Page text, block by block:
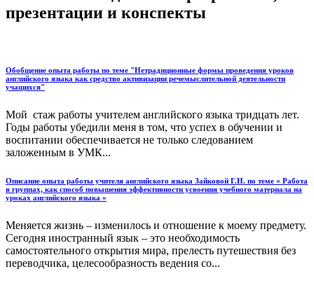
презентации и конспекты
Обобщение опыта работы по теме "Нетрадиционные формы проведения уроков
английского языка как средство активизации речемыслительной деятельности
учащихся"
Мой стаж работы учителем английского языка тридцать лет.
Годы работы убедили меня в том, что успех в обучении и
воспитании обеспечивается не только следованием
заложенным в УМК...
Описание опыта работы учителя английского языка Зайковой Г.Н. по теме « Работа
в группах, как способ повышения эффективности усвоения учебного материала на
уроках английского языка »
Меняется жизнь – изменилось и отношение к моему предмету.
Сегодня иностранный язык – это необходимость
самостоятельного открытия мира, прелесть путешествия без
переводчика, целесообразность ведения со...